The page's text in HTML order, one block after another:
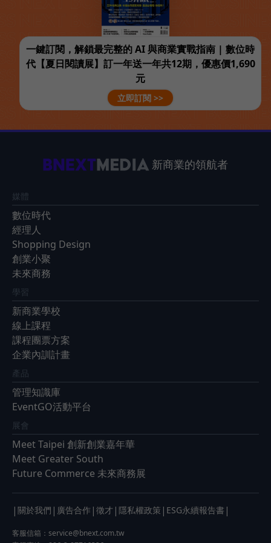
一鍵訂閱，解鎖最完整的 AI 與商業實戰指南 | 數位時
代【夏日閱讀展】訂一年送一年共12期，優惠價1,690
元
立即訂閱 >>
新商業的領航者
媒體
數位時代
經理人
Shopping Design
創業小聚
未來商務
學習
新商業學校
線上課程
課程團票方案
企業內訓計畫
產品
管理知識庫
EventGO活動平台
展會
Meet Taipei 創新創業嘉年華
Meet Greater South
Future Commerce 未來商務展
| 關於我們 | 廣告合作 | 徵才 | 隱私權政策 | ESG永續報告書 |
客服信箱： service@bnext.com.tw